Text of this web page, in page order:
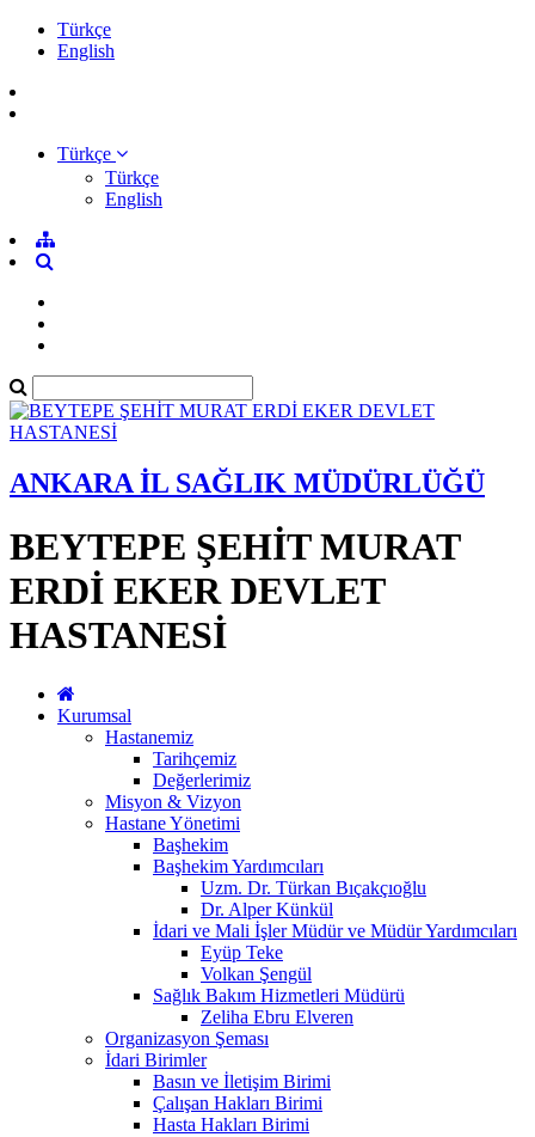
Türkçe
English
Türkçe
Türkçe
English
ANKARA İL SAĞLIK MÜDÜRLÜĞÜ
BEYTEPE ŞEHİT MURAT
ERDİ EKER DEVLET
HASTANESİ
Kurumsal
Hastanemiz
Tarihçemiz
Değerlerimiz
Misyon & Vizyon
Hastane Yönetimi
Başhekim
Başhekim Yardımcıları
Uzm. Dr. Türkan Bıçakçıoğlu
Dr. Alper Künkül
İdari ve Mali İşler Müdür ve Müdür Yardımcıları
Eyüp Teke
Volkan Şengül
Sağlık Bakım Hizmetleri Müdürü
Zeliha Ebru Elveren
Organizasyon Şeması
İdari Birimler
Basın ve İletişim Birimi
Çalışan Hakları Birimi
Hasta Hakları Birimi